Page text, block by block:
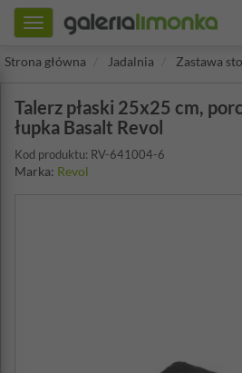
Toggle
navigation
Strona główna
Jadalnia Zastawa
Talerz płaski 25x25 cm,
łupka Basalt Revol
Kod produktu: RV-641004-6
Marka: Revol